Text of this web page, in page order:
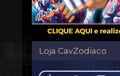
Loja CavZodiaco